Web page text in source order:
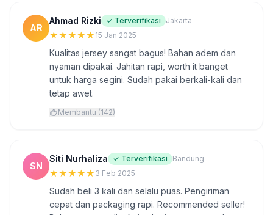
AR
Ahmad Rizki ✓ Terverifikasi Jakarta
★★★★★ 15 Jan 2025
Kualitas jersey sangat bagus! Bahan adem dan
nyaman dipakai. Jahitan rapi, worth it banget
untuk harga segini. Sudah pakai berkali-kali dan
tetap awet.
Membantu (142)
SN
Siti Nurhaliza ✓ Terverifikasi Bandung
★★★★★ 3 Feb 2025
Sudah beli 3 kali dan selalu puas. Pengiriman
cepat dan packaging rapi. Recommended seller!